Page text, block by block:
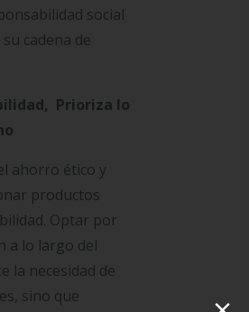
social
cadena de
Prioriza lo
ahorro ético y
productos
Optar por
a lo largo del
la necesidad de
sino que